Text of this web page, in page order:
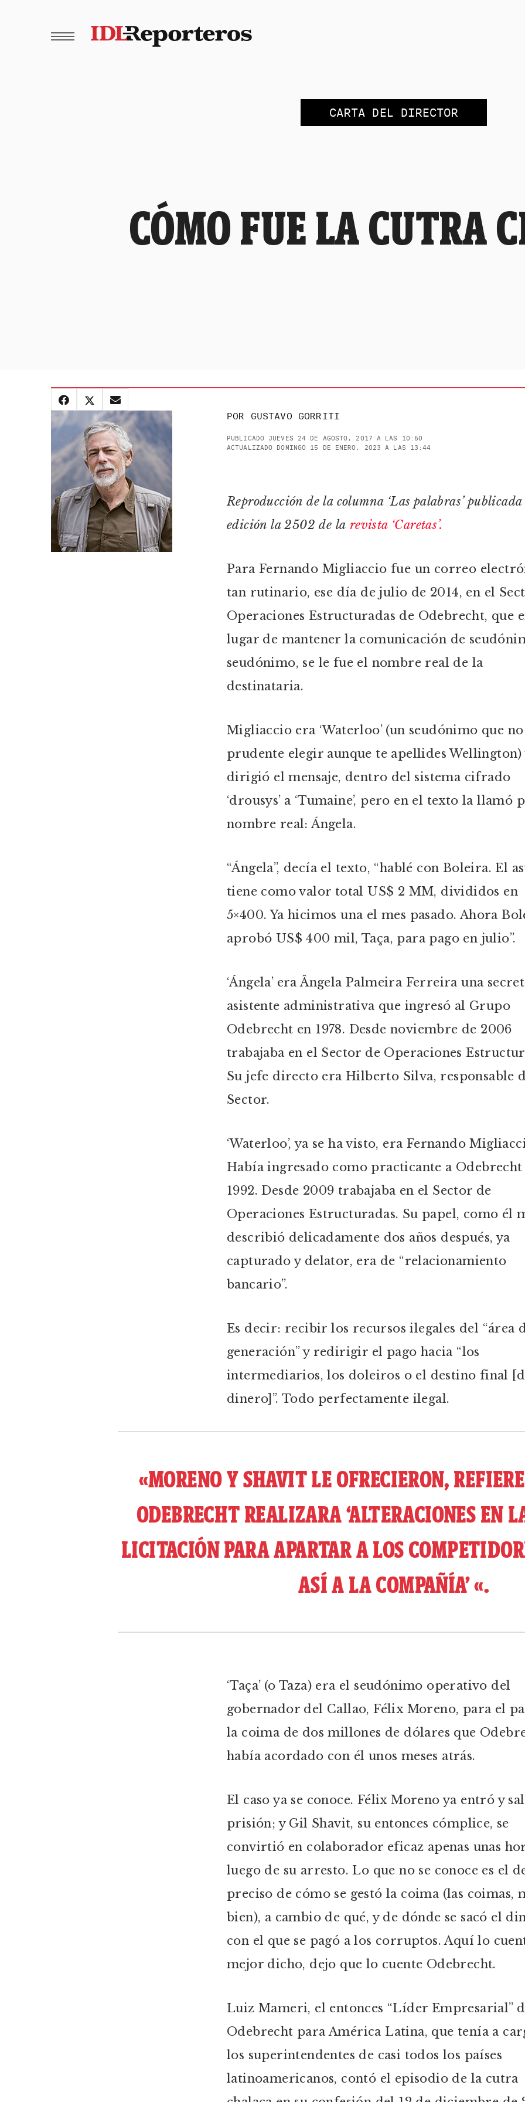
CARTA DEL DIRECTOR
CÓMO FUE LA CUTRA
POR GUSTAVO GORRITI
PUBLICADO JUEVES 24 DE AGOSTO, 2017 A LAS 10:50
ACTUALIZADO DOMINGO 15 DE ENERO, 2023 A LAS 13:44
Reproducción de la columna ‘Las palabras’
edición la 2502 de la revista ‘Caretas’.
Para Fernando Migliaccio fue un correo
tan rutinario, ese día de julio de 2014, en el
Operaciones Estructuradas de Odebrecht, que
lugar de mantener la comunicación de
seudónimo, se le fue el nombre real de la
destinataria.
Migliaccio era ‘Waterloo’ (un seudónimo que no
prudente elegir aunque te apellides Wellington)
dirigió el mensaje, dentro del sistema cifrado
‘drousys’ a ‘Tumaine’, pero en el texto la llamó
nombre real: Ángela.
“Ángela”, decía el texto, “hablé con Boleira. El
tiene como valor total US$ 2 MM, divididos en
5×400. Ya hicimos una el mes pasado. Ahora
aprobó US$ 400 mil, Taça, para pago en julio”.
‘Ángela’ era Ângela Palmeira Ferreira una
asistente administrativa que ingresó al Grupo
Odebrecht en 1978. Desde noviembre de 2006
trabajaba en el Sector de Operaciones
Su jefe directo era Hilberto Silva, responsable
Sector.
‘Waterloo’, ya se ha visto, era Fernando
Había ingresado como practicante a Odebrecht
1992. Desde 2009 trabajaba en el Sector de
Operaciones Estructuradas. Su papel, como él
describió delicadamente dos años después, ya
capturado y delator, era de “relacionamiento
bancario”.
Es decir: recibir los recursos ilegales del “área
generación” y redirigir el pago hacia “los
intermediarios, los doleiros o el destino final
dinero]”. Todo perfectamente ilegal.
«MORENO Y SHAVIT LE OFRECIERON,
ODEBRECHT REALIZARA ‘ALTERACIONES EN
LICITACIÓN PARA APARTAR A LOS
ASÍ A LA COMPAÑÍA’ «.
‘Taça’ (o Taza) era el seudónimo operativo del
gobernador del Callao, Félix Moreno, para el
la coima de dos millones de dólares que
había acordado con él unos meses atrás.
El caso ya se conoce. Félix Moreno ya entró y
prisión; y Gil Shavit, su entonces cómplice, se
convirtió en colaborador eficaz apenas unas
luego de su arresto. Lo que no se conoce es el
preciso de cómo se gestó la coima (las coimas,
bien), a cambio de qué, y de dónde se sacó el
con el que se pagó a los corruptos. Aquí lo
mejor dicho, dejo que lo cuente Odebrecht.
Luiz Mameri, el entonces “Líder Empresarial”
Odebrecht para América Latina, que tenía a
los superintendentes de casi todos los países
latinoamericanos, contó el episodio de la cutra